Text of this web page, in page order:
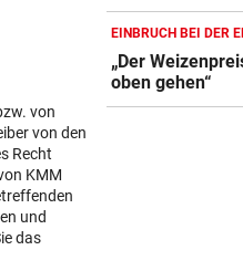
von
von den
Recht
KMM
und
das
EINBRUCH BEI DER
„Der
oben gehen“